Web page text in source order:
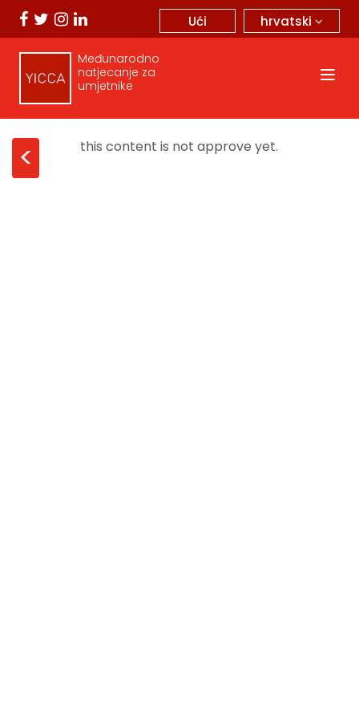
hrvatski
Ući
Međunarodno
natjecanje za
umjetnike
< this content is not approve yet.